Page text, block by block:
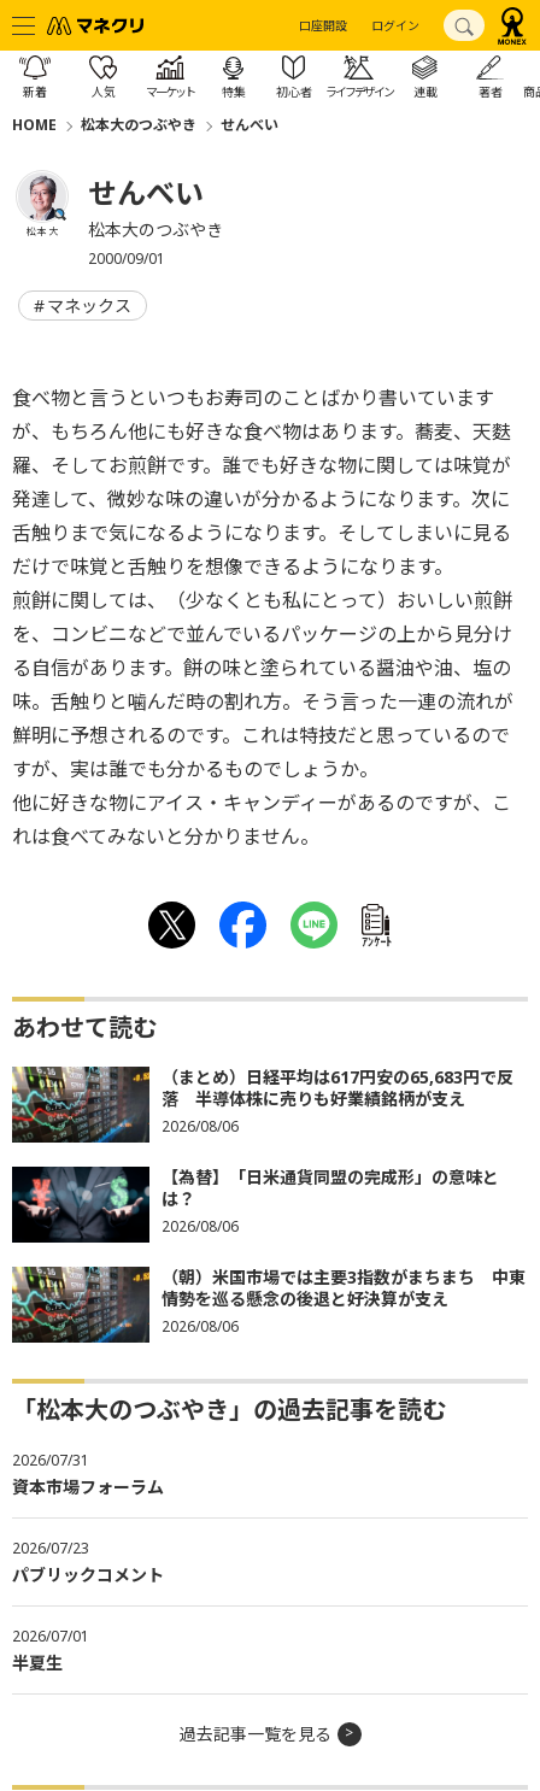
口座開設 ログイン
新着 人気 マーケット 特集 初心者 ライフデザイン 連載 著者 商
HOME 松本大のつぶやき せんべい
松本 大
せんべい
松本大のつぶやき
2000/09/01
マネックス
食べ物と言うといつもお寿司のことばかり書いています
が、もちろん他にも好きな食べ物はあります。蕎麦、天麩
羅、そしてお煎餅です。誰でも好きな物に関しては味覚が
発達して、微妙な味の違いが分かるようになります。次に
舌触りまで気になるようになります。そしてしまいに見る
だけで味覚と舌触りを想像できるようになります。
煎餅に関しては、（少なくとも私にとって）おいしい煎餅
を、コンビニなどで並んでいるパッケージの上から見分け
る自信があります。餅の味と塗られている醤油や油、塩の
味。舌触りと噛んだ時の割れ方。そう言った一連の流れが
鮮明に予想されるのです。これは特技だと思っているので
すが、実は誰でも分かるものでしょうか。
他に好きな物にアイス・キャンディーがあるのですが、こ
れは食べてみないと分かりません。
ｱﾝｹｰﾄ
あわせて読む
（まとめ）日経平均は617円安の65,683円で反
落 半導体株に売りも好業績銘柄が支え
2026/08/06
【為替】「日米通貨同盟の完成形」の意味と
は？
2026/08/06
（朝）米国市場では主要3指数がまちまち 中東
情勢を巡る懸念の後退と好決算が支え
2026/08/06
「松本大のつぶやき」の過去記事を読む
2026/07/31
資本市場フォーラム
2026/07/23
パブリックコメント
2026/07/01
半夏生
過去記事一覧を見る